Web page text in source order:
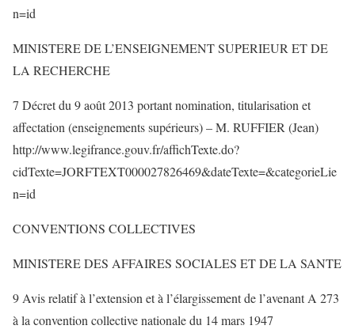
n=id
MINISTERE DE L’ENSEIGNEMENT SUPERIEUR ET DE
LA RECHERCHE
7 Décret du 9 août 2013 portant nomination, titularisation et
affectation (enseignements supérieurs) – M. RUFFIER (Jean)
http://www.legifrance.gouv.fr/affichTexte.do?
cidTexte=JORFTEXT000027826469&dateTexte=&categorieLie
n=id
CONVENTIONS COLLECTIVES
MINISTERE DES AFFAIRES SOCIALES ET DE LA SANTE
9 Avis relatif à l’extension et à l’élargissement de l’avenant A 273
à la convention collective nationale du 14 mars 1947